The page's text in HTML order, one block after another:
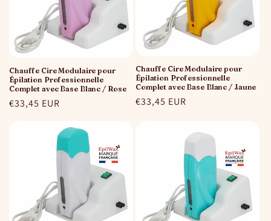
Chauffe Cire Modulaire pour
Épilation Professionnelle
Complet avec Base Blanc / Rose
Prix
€33,45 EUR
Chauffe Cire Modulaire pour
Épilation Professionnelle
Complet avec Base Blanc / Jaune
Prix
€33,45 EUR